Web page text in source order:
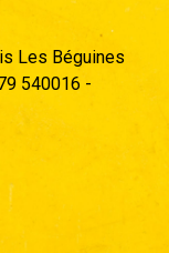
Les Béguines
540016 -